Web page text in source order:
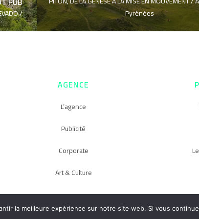
/
Pyrénées
AGENCE
L’agence
Publicité
Corporate
Art & Culture
Copyright © WOMA / La Séquence /Antworks
la meilleure expérience sur notre site web. Si vous